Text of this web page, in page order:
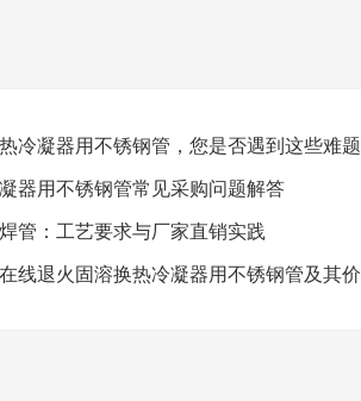
冷凝器用不锈钢管，您是否遇到这些难
器用不锈钢管常见采购问题解答
管：工艺要求与厂家直销实践
线退火固溶换热冷凝器用不锈钢管及其